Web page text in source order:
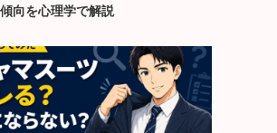
向を心理学で解説